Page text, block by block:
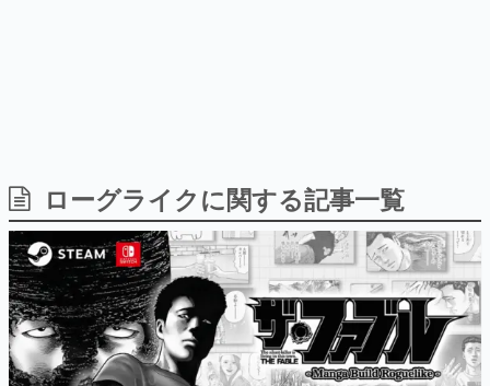
日本のコンテンツ産業やカルチャーに与えた影響を探る企
画です。
日本モバイルゲーム産業史
日本のモバイルゲーム史における主要なトピック・タイト
ルを網羅するほか、開発者へのインタビューや識者による
解説を掲載。約20年の歴史が一望できる決定版！
若ゲのいたり〜ゲームクリエイターの青春〜
『うつヌケ』『ペンと箸』等で知られるマンガ家・田中圭
一先生によるゲーム業界レポートマンガです。
ローグライクに関する記事一覧